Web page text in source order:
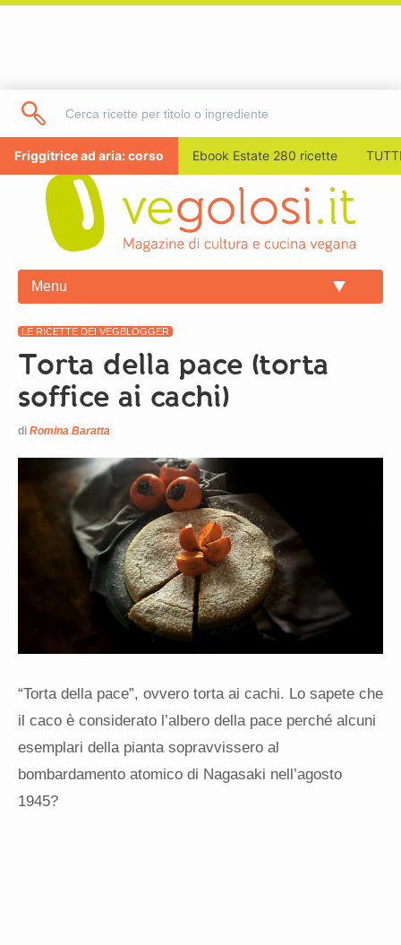
Friggitrice ad aria: corso Ebook Estate 280 ricette
Menu
LE RICETTE DEI VEGBLOGGER
Torta della pace (torta
soffice ai cachi)
di Romina Baratta
“Torta della pace”, ovvero torta ai cachi. Lo sapete che
il caco è considerato l’albero della pace perché alcuni
esemplari della pianta sopravvissero al
bombardamento atomico di Nagasaki nell’agosto
1945?